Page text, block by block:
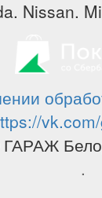
Nissan.
.